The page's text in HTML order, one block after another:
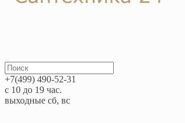
+7(499) 490-52-31
с 10 до 19 час.
выходные сб, вс